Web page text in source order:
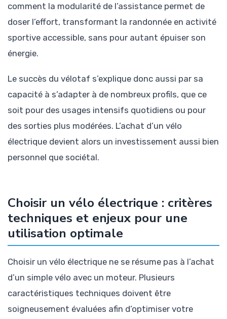
comment la modularité de l’assistance permet de
doser l’effort, transformant la randonnée en activité
sportive accessible, sans pour autant épuiser son
énergie.
Le succès du vélotaf s’explique donc aussi par sa
capacité à s’adapter à de nombreux profils, que ce
soit pour des usages intensifs quotidiens ou pour
des sorties plus modérées. L’achat d’un vélo
électrique devient alors un investissement aussi bien
personnel que sociétal.
Choisir un vélo électrique : critères
techniques et enjeux pour une
utilisation optimale
Choisir un vélo électrique ne se résume pas à l’achat
d’un simple vélo avec un moteur. Plusieurs
caractéristiques techniques doivent être
soigneusement évaluées afin d’optimiser votre